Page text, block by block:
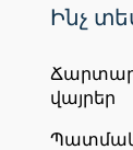
Ինչ
վայրեր